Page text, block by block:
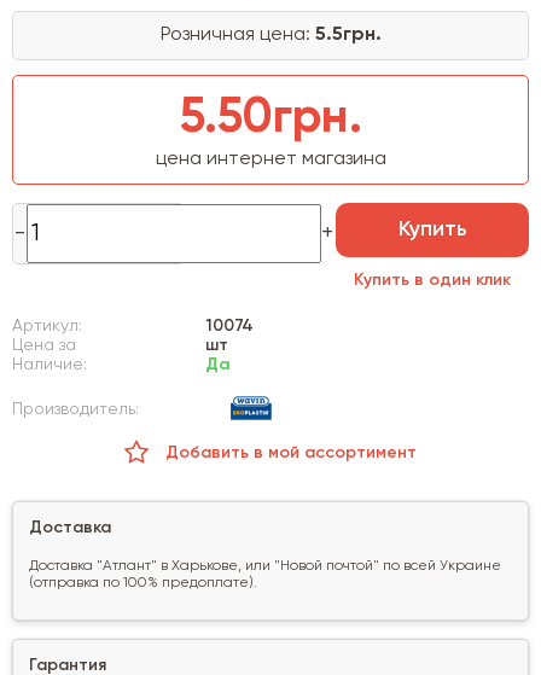
Розничная цена: 5.5грн.
5.50грн.
цена интернет магазина
Купить
Купить в один клик
Артикул:
10074
Цена за
шт
Наличие:
Да
Производитель:
Добавить в мой ассортимент
Доставка
Доставка "Атлант" в Харькове, или "Новой почтой" по всей Украине
(отправка по 100% предоплате).
Гарантия